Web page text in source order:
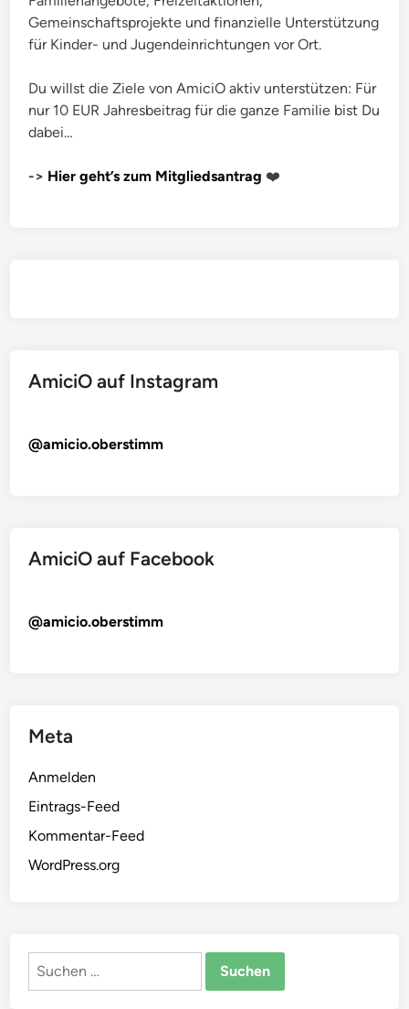
Gemeinschaftsprojekte und finanzielle Unterstützung
für Kinder- und Jugendeinrichtungen vor Ort.
Du willst die Ziele von AmiciO aktiv unterstützen: Für
nur 10 EUR Jahresbeitrag für die ganze Familie bist Du
dabei…
-> Hier geht’s zum Mitgliedsantrag ❤️
AmiciO auf Instagram
@amicio.oberstimm
AmiciO auf Facebook
@amicio.oberstimm
Meta
Anmelden
Eintrags-Feed
Kommentar-Feed
WordPress.org
Suchen